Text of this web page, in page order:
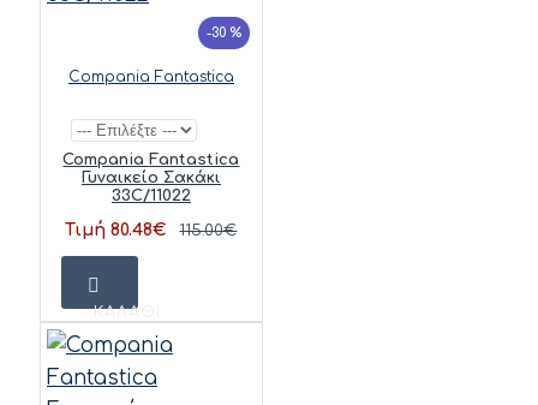
-30 %
Compania Fantastica
Compania Fantastica
Γυναικείο Σακάκι
33C/11022
Τιμή 80.48€ 115.00€
ΚΑΛΆΘΙ